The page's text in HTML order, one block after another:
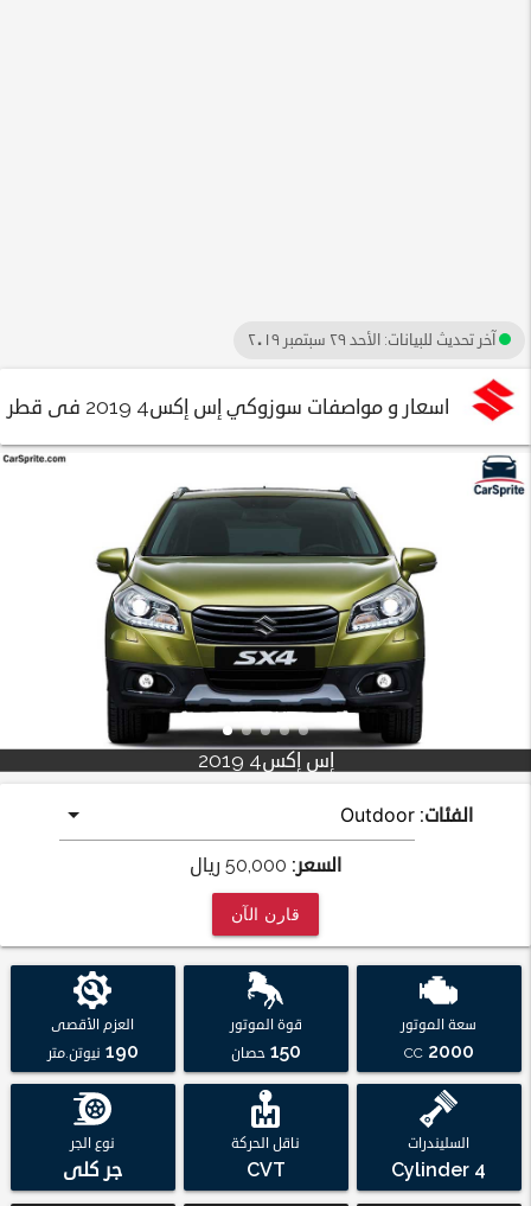
آخر تحديث للبيانات: الأحد ٢٩ سبتمبر ٢٠١٩
اسعار و مواصفات سوزوكي إس إكس4 2019 فى قطر
إس إكس4 2019
الفئات:
السعر: 50,000 ريال
قارن الآن
سعة الموتور
2000
CC
قوة الموتور
150 حصان
العزم الأقصى
190 نيوتن.متر
السليندرات
4 Cylinder
ناقل الحركة
CVT
نوع الجر
جر كلى